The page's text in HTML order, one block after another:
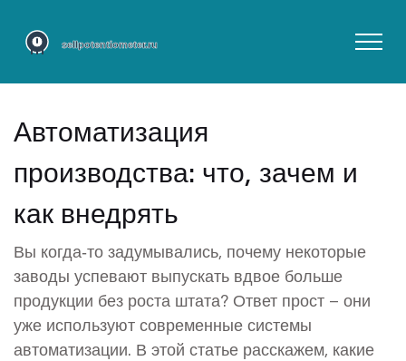
Автоматизация
производства: что, зачем и
как внедрять
Вы когда‑то задумывались, почему некоторые
заводы успевают выпускать вдвое больше
продукции без роста штата? Ответ прост – они
уже используют современные системы
автоматизации. В этой статье расскажем, какие